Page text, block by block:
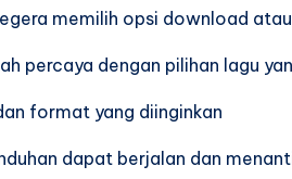
memilih opsi download
percaya dengan pilihan lagu
format yang diinginkan
dapat berjalan dan